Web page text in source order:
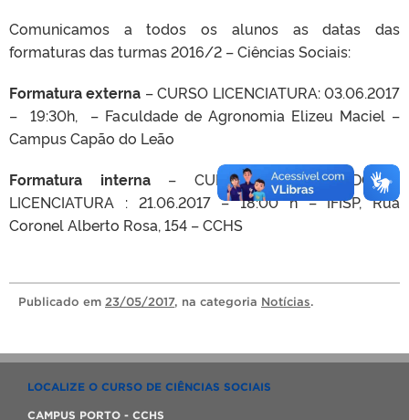
Comunicamos a todos os alunos as datas das
formaturas das turmas 2016/2 – Ciências Sociais:
Formatura externa – CURSO LICENCIATURA: 03.06.2017
– 19:30h, – Faculdade de Agronomia Elizeu Maciel –
Campus Capão do Leão
Formatura interna– CURSO BACHARELADO E
LICENCIATURA : 21.06.2017 – 18:00 h – IFISP, Rua
Coronel Alberto Rosa, 154 – CCHS
Publicado em 23/05/2017, na categoria Notícias.
LOCALIZE O CURSO DE CIÊNCIAS SOCIAIS
CAMPUS PORTO - CCHS